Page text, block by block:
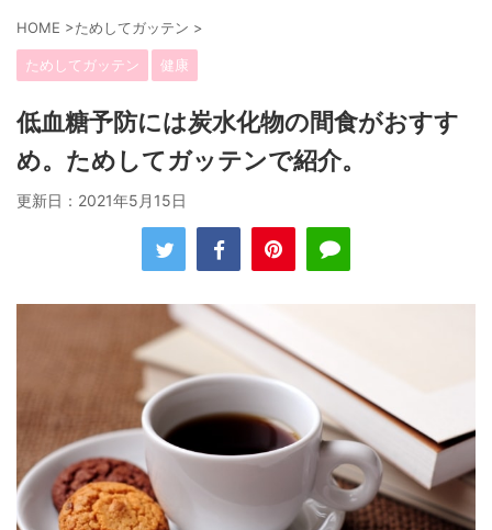
HOME >ためしてガッテン >
ためしてガッテン 健康
低血糖予防には炭水化物の間食がおすす
め。ためしてガッテンで紹介。
更新日： 2021年5月15日